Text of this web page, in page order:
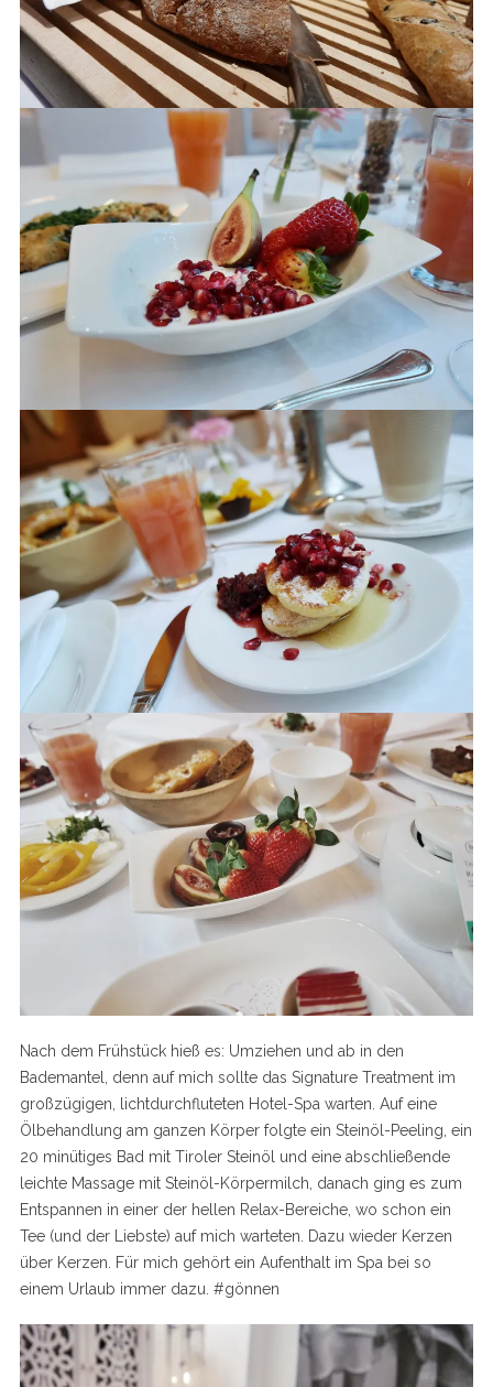
Nach dem Frühstück hieß es: Umziehen und ab in den
Bademantel, denn auf mich sollte das Signature Treatment im
großzügigen, lichtdurchfluteten Hotel-Spa warten. Auf eine
Ölbehandlung am ganzen Körper folgte ein Steinöl-Peeling, ein
20 minütiges Bad mit Tiroler Steinöl und eine abschließende
leichte Massage mit Steinöl-Körpermilch, danach ging es zum
Entspannen in einer der hellen Relax-Bereiche, wo schon ein
Tee (und der Liebste) auf mich warteten. Dazu wieder Kerzen
über Kerzen. Für mich gehört ein Aufenthalt im Spa bei so
einem Urlaub immer dazu. #gönnen